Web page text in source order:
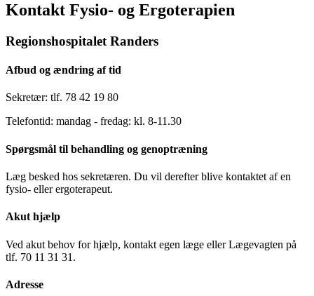
Kontakt Fysio- og Ergoterapien
Regionshospitalet Randers
Afbud og ændring af tid
Sekretær: tlf. 78 42 19 80
Telefontid: mandag - fredag: kl. 8-11.30
Spørgsmål til behandling og genoptræning
Læg besked hos sekretæren. Du vil derefter blive kontaktet af en
fysio- eller ergoterapeut.
Akut hjælp
Ved akut behov for hjælp, kontakt egen læge eller Lægevagten på
tlf. 70 11 31 31.
Adresse